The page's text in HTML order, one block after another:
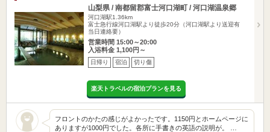
山梨県 / 南都留郡富士河口湖町 / 河口湖温泉郷
河口湖駅1.36km
富士急行線河口湖駅より徒歩20分（河口湖駅より送迎有
当日連絡要）
営業時間 15:00～20:00
入浴料金 1,100円～
日帰り 宿泊 切り傷
楽天トラベルの宿泊プランを見る
フロントのかたの感じがよかったです。1150円とホームページに
ありますが1000円でした。各所に手書きの英語の説明が。 …